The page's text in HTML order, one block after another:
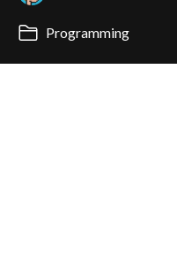
Programming